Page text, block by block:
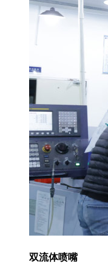
双流体喷嘴